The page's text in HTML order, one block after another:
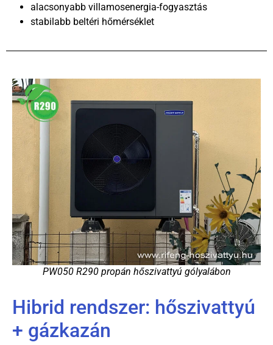
alacsonyabb villamosenergia-fogyasztás
stabilabb beltéri hőmérséklet
PW050 R290 propán hőszivattyú gólyalábon
Hibrid rendszer: hőszivattyú
+ gázkazán